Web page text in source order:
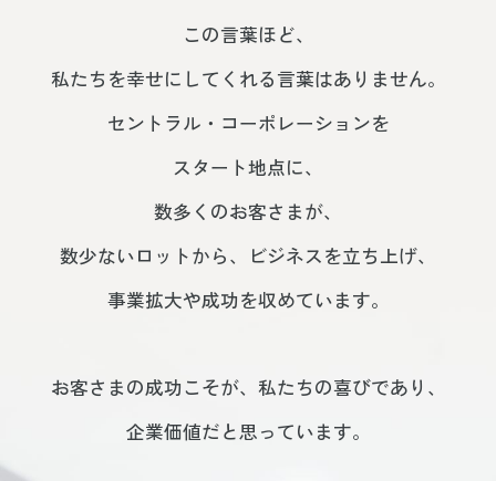
この言葉ほど、
私たちを幸せにしてくれる言葉はありません。
セントラル・コーポレーションを
スタート地点に、
数多くのお客さまが、
数少ないロットから、ビジネスを立ち上げ、
事業拡大や成功を収めています。
お客さまの成功こそが、私たちの喜びであり、
企業価値だと思っています。